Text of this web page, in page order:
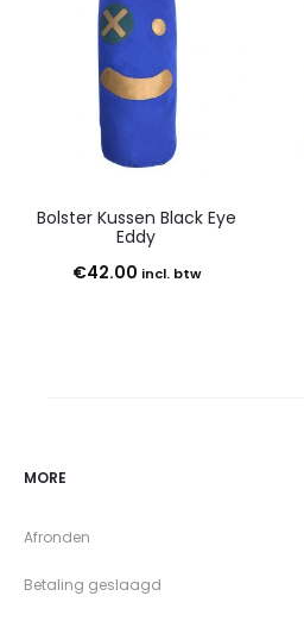
Bolster Kussen Black Eye
Eddy
€42.00 incl. btw
MORE
Afronden
Betaling geslaagd